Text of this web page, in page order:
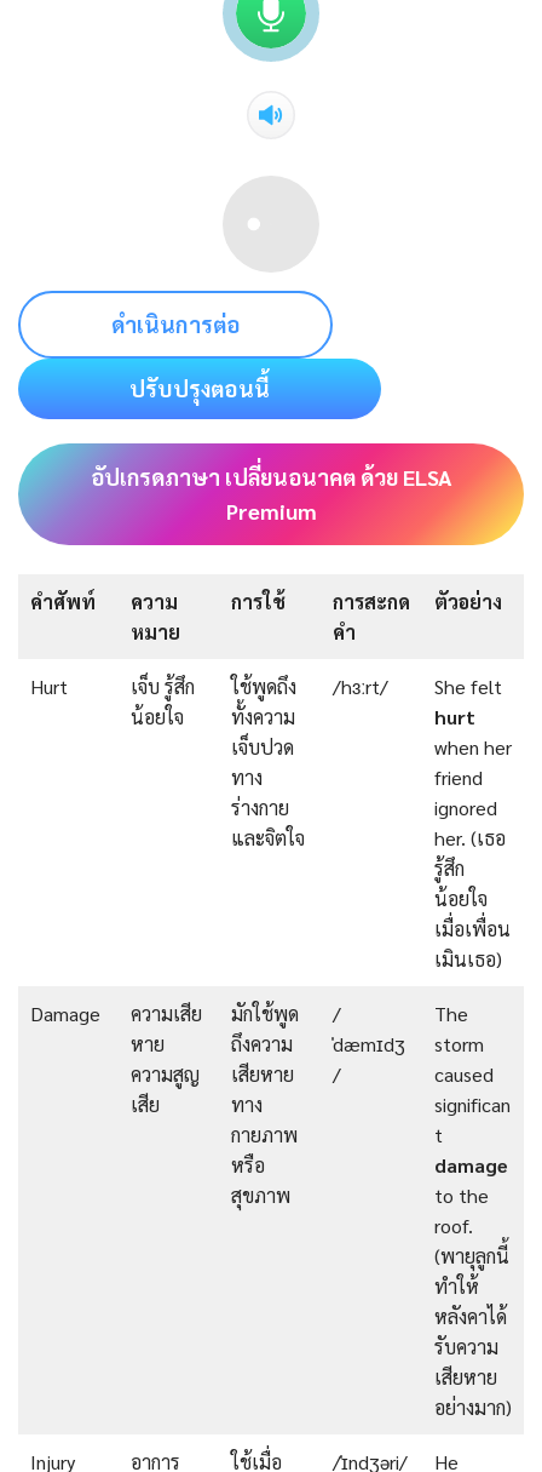
ดำเนินการต่อ
ปรับปรุงตอนนี้
อัปเกรดภาษา เปลี่ยนอนาคต ด้วย ELSA
Premium
คำศัพท์
ความ
หมาย
การใช้
การสะกด
คำ
ตัวอย่าง
Hurt
เจ็บ รู้สึก
น้อยใจ
ใช้พูดถึง
ทั้งความ
เจ็บปวด
ทาง
ร่างกาย
และจิตใจ
/hɜːrt/
She felt
hurt
when her
friend
ignored
her. (เธอ
รู้สึก
น้อยใจ
เมื่อเพื่อน
เมินเธอ)
Damage
ความเสีย
หาย
ความสูญ
เสีย
มักใช้พูด
ถึงความ
เสียหาย
ทาง
กายภาพ
หรือ
สุขภาพ
/
ˈdæmɪdʒ
/
The
storm
caused
significan
t
damage
to the
roof.
(พายุลูกนี้
ทำให้
หลังคาได้
รับความ
เสียหาย
อย่างมาก)
Injury อาการ ใช้เมื่อ /ˈɪndʒəri/ He